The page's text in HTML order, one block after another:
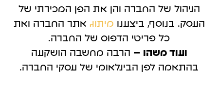
הניהול של החברה והן את הפן המכירתי של
העסק. בנוסף, ביצענו מיתוג אתר החברה ואת
כל פריטי הדפוס של החברה.
ועוד משהו – הרבה מחשבה הושקעה
בהתאמה לפן הבינלאומי של עסקי החברה.